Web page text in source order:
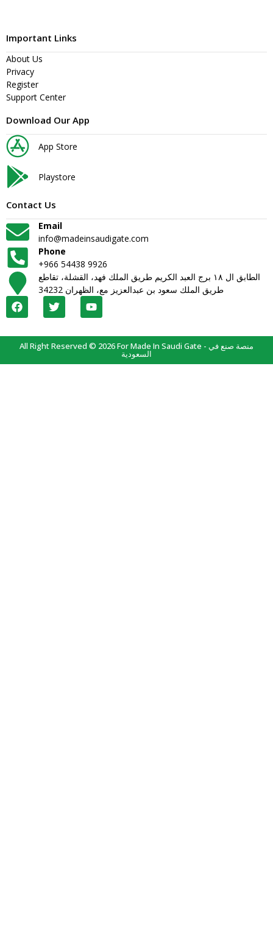
Important Links
About Us
Privacy
Register
Support Center
Download Our App
App Store
Playstore
Contact Us
Email
info@madeinsaudigate.com
Phone
+966 54438 9926
الطابق ال ١٨ برج العبد الكريم طريق الملك فهد، القشلة، تقاطع
طريق الملك سعود بن عبدالعزيز مع، الظهران 34232
All Right Reserved © 2026 For Made In Saudi Gate - منصة صنع في
السعودية